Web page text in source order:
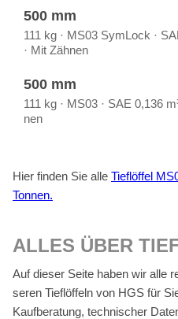
500 mm
111 kg · MS03 Sym­Lock ·
· Mit Zäh­nen
500 mm
111 kg · MS03 · SAE 0,136
nen
Hier fin­den Sie alle Tief­löf­fel
Ton­nen.
AL­LES ÜBER
Auf die­ser Sei­te ha­ben wir alle
se­ren Tief­löf­feln von HGS für
Kauf­be­ra­tung, tech­ni­scher